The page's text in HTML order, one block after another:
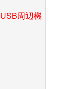
周辺機